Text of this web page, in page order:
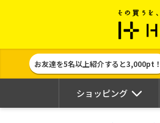
お友達を5名以上紹介すると3,000pt！
ショッピング